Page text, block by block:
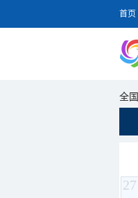
首页
全国
27